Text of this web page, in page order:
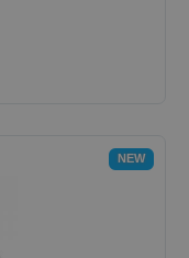
NEW